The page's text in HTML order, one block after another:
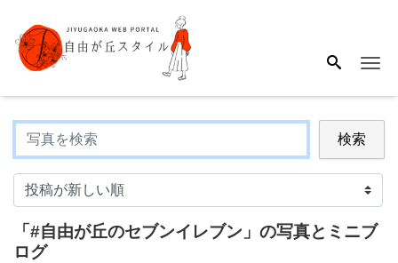
検索
「#自由が丘のセブンイレブン」 の写真とミニブ
ログ